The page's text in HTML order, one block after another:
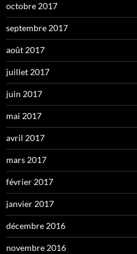
octobre 2017
septembre 2017
août 2017
juillet 2017
juin 2017
mai 2017
avril 2017
mars 2017
février 2017
janvier 2017
décembre 2016
novembre 2016